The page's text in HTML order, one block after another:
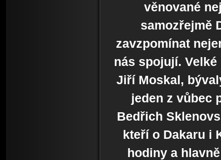
věnované
samozřejmě
zavzpomínat
nás spojují.
Jiří Moskal,
jeden z vůbec
Bedřich
kteří o Dakaru i
hodiny a